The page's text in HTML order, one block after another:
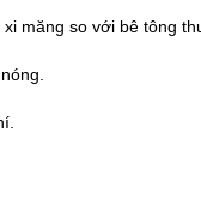
măng so với bê tông